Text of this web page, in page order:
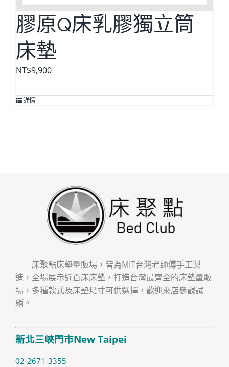
膠原Q床乳膠獨立筒
床墊
NT$9,900
詳情
床聚點床墊量販場，皆為MIT台灣老師傅手工製
造，全場展示近百床床墊，打造台灣最齊全的床墊量販
場，多種款式及床墊尺寸可供選擇，歡迎來店參觀試
躺。
新北三峽門市New Taipei
02-2671-3355